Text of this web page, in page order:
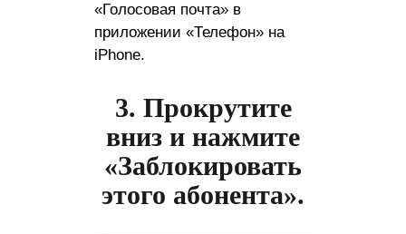
«Голосовая почта» в
приложении «Телефон» на
iPhone.
3. Прокрутите
вниз и нажмите
«Заблокировать
этого абонента».